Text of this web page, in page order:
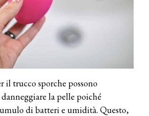
il trucco sporche possono
la pelle poiché
di batteri e umidità. Questo,